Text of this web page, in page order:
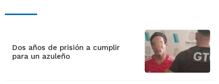
Dos años de prisión a cumplir
para un azuleño